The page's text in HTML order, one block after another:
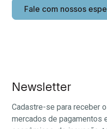
Fale com nossos
Newsletter
Cadastre-se para receber
mercados de pagamentos